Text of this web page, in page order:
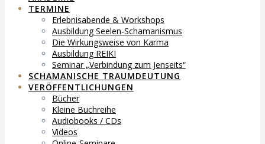
TERMINE
Erlebnisabende & Workshops
Ausbildung Seelen-Schamanismus
Die Wirkungsweise von Karma
Ausbildung REIKI
Seminar „Verbindung zum Jenseits“
SCHAMANISCHE TRAUMDEUTUNG
VERÖFFENTLICHUNGEN
Bücher
Kleine Buchreihe
Audiobooks / CDs
Videos